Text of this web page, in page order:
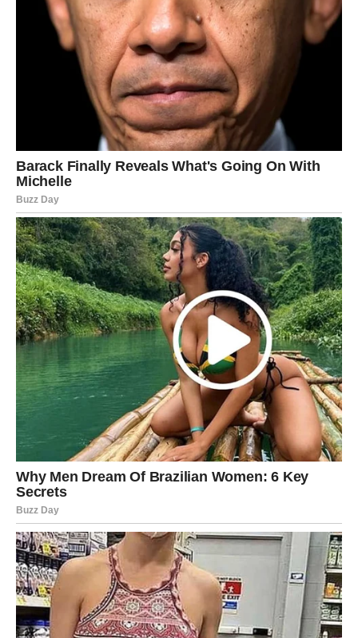
Spremni za život o kojem ste dugo maštali.
Zato ne dozvolite da vas strah zaustavi kada se pred
vama pojavi prilika koja djeluje prevelika.
Jer upravo ta prilika mogla bi biti početak bogatstva kakvo
niste ni zamišljali.
A zvijezde jasno poručuju – razlog zašto se sve ovo
događa baš vama jeste činjenica da ste svojom
hrabrošću, snagom konačno zaslužili da vam život vrati
više nego što ste ikada očekivali.